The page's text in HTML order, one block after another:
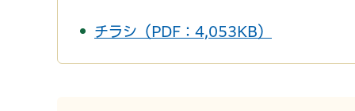
チラシ（PDF：4,053KB）